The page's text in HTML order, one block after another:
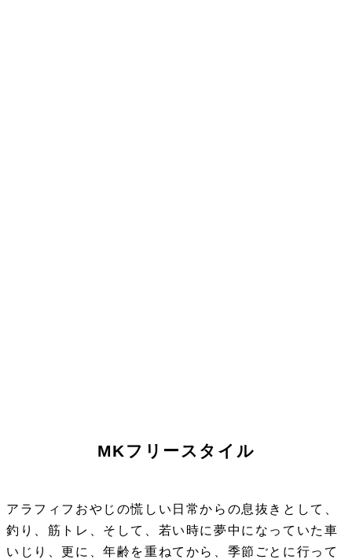
MKフリースタイル
アラフィフおやじの慌しい日常からの息抜きとして、
釣り、筋トレ、そして、若い時に夢中になっていた車
いじり、更に、年齢を重ねてから、季節ごとに行って